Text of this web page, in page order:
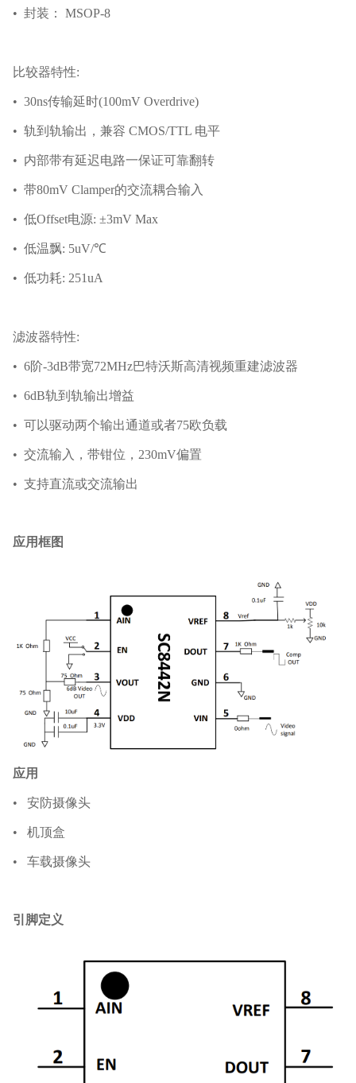
• 封装： MSOP-8
比较器特性:
• 30ns传输延时(100mV Overdrive)
• 轨到轨输出，兼容 CMOS/TTL 电平
• 内部带有延迟电路一保证可靠翻转
• 带80mV Clamper的交流耦合输入
• 低Offset电源: ±3mV Max
• 低温飘: 5uV/℃
• 低功耗: 251uA
滤波器特性:
• 6阶-3dB带宽72MHz巴特沃斯高清视频重建滤波器
• 6dB轨到轨输出增益
• 可以驱动两个输出通道或者75欧负载
• 交流输入，带钳位，230mV偏置
• 支持直流或交流输出
应用框图
应用
• 安防摄像头
• 机顶盒
• 车载摄像头
引脚定义